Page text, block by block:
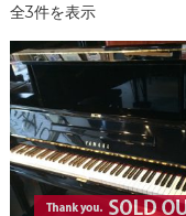
プ全3件を表示新
い